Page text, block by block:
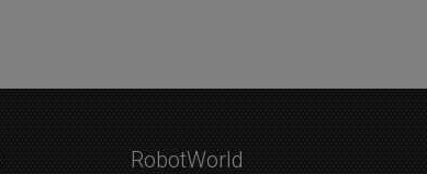
RobotWorld